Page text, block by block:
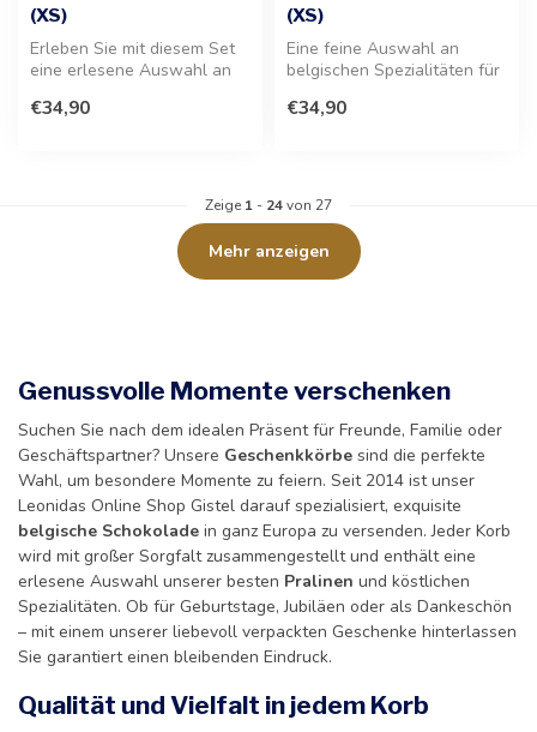
(XS)
Erleben Sie mit diesem Set
eine erlesene Auswahl an
Diese...
€34,90
(XS)
Eine feine Auswahl an
belgischen Spezialitäten für
Milchschokolade...
€34,90
Zeige 1 - 24von 27
Mehr anzeigen
Genussvolle Momente verschenken
Suchen Sie nach dem idealen Präsent für Freunde, Familie oder
Geschäftspartner? Unsere Geschenkkörbe sind die perfekte
Wahl, um besondere Momente zu feiern. Seit 2014 ist unser
Leonidas Online Shop Gistel darauf spezialisiert, exquisite
belgische Schokolade in ganz Europa zu versenden. Jeder Korb
wird mit großer Sorgfalt zusammengestellt und enthält eine
erlesene Auswahl unserer besten Pralinen und köstlichen
Spezialitäten. Ob für Geburtstage, Jubiläen oder als Dankeschön
– mit einem unserer liebevoll verpackten Geschenke hinterlassen
Sie garantiert einen bleibenden Eindruck.
Qualität und Vielfalt in jedem Korb